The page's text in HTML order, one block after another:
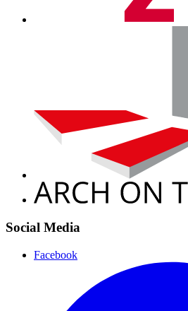
Social Media
Facebook